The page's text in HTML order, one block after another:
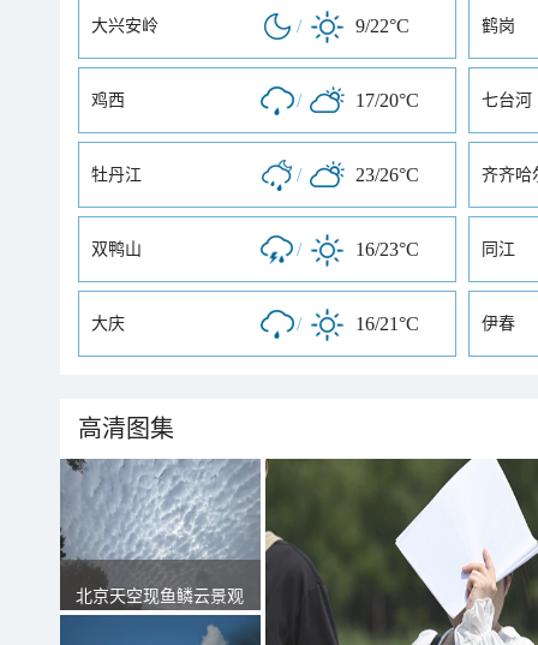
大兴安岭 / 9/22°C 鹤岗
鸡西 / 17/20°C 七台河
牡丹江 / 23/26°C 齐齐哈
双鸭山 / 16/23°C 同江
大庆 / 16/21°C 伊春
高清图集
北京天空现鱼鳞云景观